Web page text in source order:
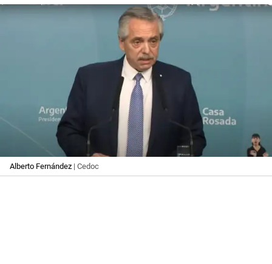
Alberto Fernández | Cedoc